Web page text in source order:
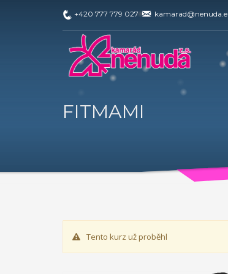
REALIZOVANÉ PROJEKTY …
Projekt 2018:Ministerstvo práce a
zároveň napomáhá zdravému vývoji
k dispozici po celou dobu projektu. V
sociálních věcí ve spolupráci s
dítěte, přes zkvalitnění vztahů v rodině a
projektů EDS. Cílem je umožnit
+420 777 779 027
FITMAMI
Tento kurz už proběhl